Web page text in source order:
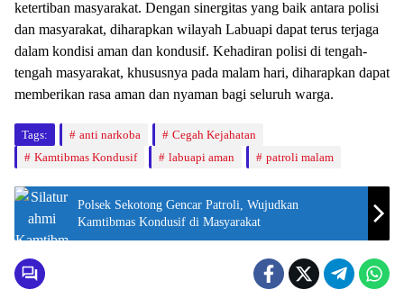
ketertiban masyarakat. Dengan sinergitas yang baik antara polisi
dan masyarakat, diharapkan wilayah Labuapi dapat terus terjaga
dalam kondisi aman dan kondusif. Kehadiran polisi di tengah-
tengah masyarakat, khususnya pada malam hari, diharapkan dapat
memberikan rasa aman dan nyaman bagi seluruh warga.
Tags: anti narkoba
Cegah Kejahatan
Kamtibmas Kondusif
labuapi aman patroli malam
Polsek Sekotong Gencar Patroli, Wujudkan
Kamtibmas Kondusif di Masyarakat